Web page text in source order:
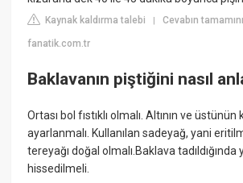
Kaynak kaldırma talebi |Cevabın
fanatik.com.tr
Baklavanın piştiğini nasıl
Ortası bol fıstıklı olmalı. Altının ve üstünün
ayarlanmalı. Kullanılan sadeyağ, yani
tereyağı doğal olmalı.Baklava tadıldığında
hissedilmeli.